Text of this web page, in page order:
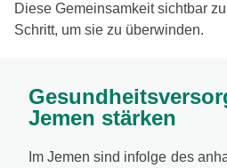
Diese Gemeinsamkeit sicht­bar
Schritt, um sie zu über­win­den.
Jemen stärken
Im Jemen sind infol­ge des